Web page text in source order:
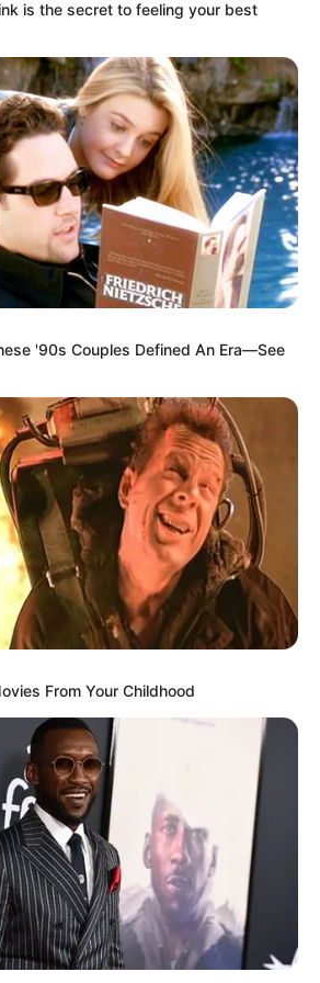
a rendőrség pedig lezárta az
magamat, mintha egy
csöppentem volna. –
lapunknak egy szemtanú. Most
balesetben résztvevő
debreceni Csokonai Nemzeti
aki kórházi kezelései ellenére
is the secret to feeling your best
'90s Couples Defined An Era—See
From Your Childhood